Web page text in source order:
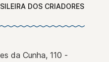
DOS CRIADORES
da Cunha, 110 -